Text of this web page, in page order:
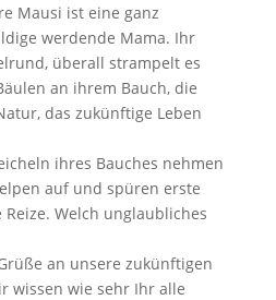
Mausi ist eine ganz
werdende Mama. Ihr
überall strampelt es
an ihrem Bauch, die
das zukünftige Leben
ihres Bauches nehmen
auf und spüren erste
Welch unglaubliches
an unsere zukünftigen
wissen wie sehr Ihr alle